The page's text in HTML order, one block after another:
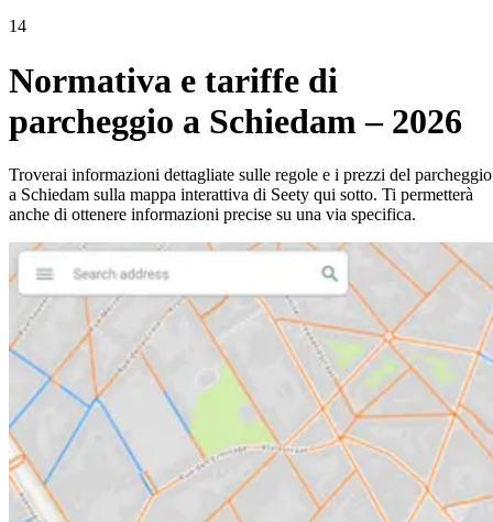
14
Normativa e tariffe di
parcheggio a Schiedam – 2026
Troverai informazioni dettagliate sulle regole e i prezzi del parcheggio
a Schiedam sulla mappa interattiva di Seety qui sotto. Ti permetterà
anche di ottenere informazioni precise su una via specifica.